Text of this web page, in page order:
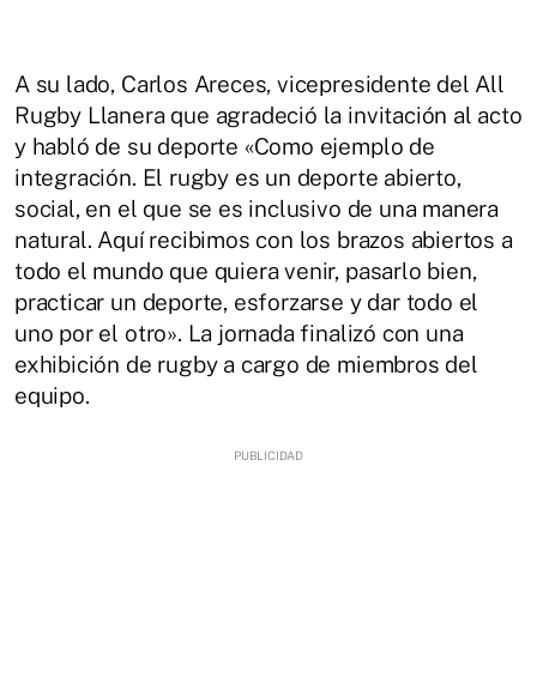
A su lado, Carlos Areces, vicepresidente del All
Rugby Llanera que agradeció la invitación al acto
y habló de su deporte «Como ejemplo de
integración. El rugby es un deporte abierto,
social, en el que se es inclusivo de una manera
natural. Aquí recibimos con los brazos abiertos a
todo el mundo que quiera venir, pasarlo bien,
practicar un deporte, esforzarse y dar todo el
uno por el otro». La jornada finalizó con una
exhibición de rugby a cargo de miembros del
equipo.